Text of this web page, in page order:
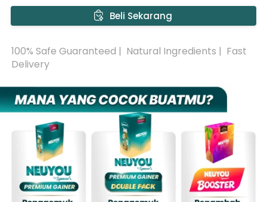
` Beli Sekarang
100% Safe Guaranteed |  Natural Ingredients |  Fast
Delivery